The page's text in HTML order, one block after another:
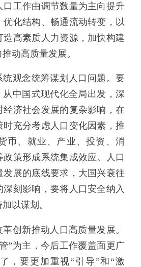
口工作由调节数量为主向提升
化结构、畅通流动转变，以
造高素质人力资源，加快构建
动高质量发展。
统观念统筹谋划人口问题。要
从中国式现代化全局出发，深
经济社会发展的复杂影响，在
时充分考虑人口变化因素，推
币、就业、产业、投资、消
政策形成系统集成效应。人口
发展的底线要求，大国兴衰往
刻影响，要将人口安全纳入
以谋划。
创新推动人口高质量发展。
”为主，今后工作覆盖面更广
，要更加重视“引导”和“激